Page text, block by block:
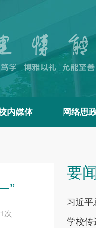
内媒体 网络思
”
次
要